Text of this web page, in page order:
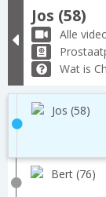
Jos (58)
Alle
Wat is
Jos (58)
Bert (76)